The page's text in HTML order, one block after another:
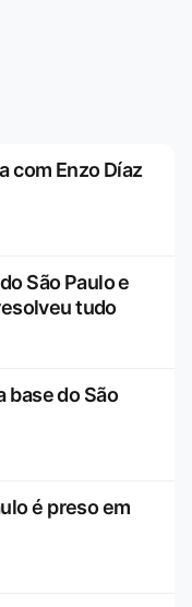
com Enzo Díaz
São Paulo e
tudo
base do São
é preso em